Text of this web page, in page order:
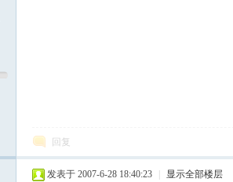
回复
发表于 2007-6-28 18:40:23 显示全部楼层